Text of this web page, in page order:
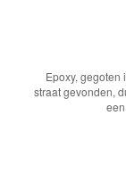
Epoxy, gegoten
straat gevonden,